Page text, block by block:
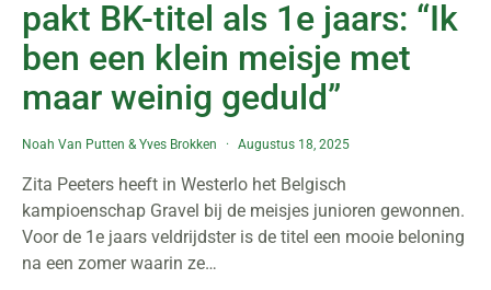
pakt BK-titel als 1e jaars: “Ik
ben een klein meisje met
maar weinig geduld”
Noah Van Putten &Yves Brokken Augustus 18, 2025
Zita Peeters heeft in Westerlo het Belgisch
kampioenschap Gravel bij de meisjes junioren gewonnen.
Voor de 1e jaars veldrijdster is de titel een mooie beloning
na een zomer waarin ze…